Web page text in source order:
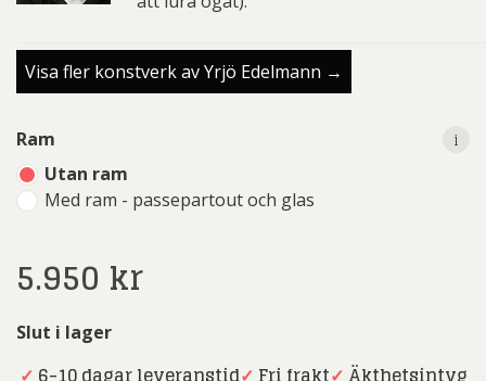
Visa fler konstverk av Yrjö Edelmann →
Ram
Utan ram
Med ram - passepartout och glas
i
5.950 kr
Slut i lager